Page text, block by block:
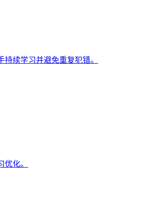
续学习并避免重复犯错。
化。